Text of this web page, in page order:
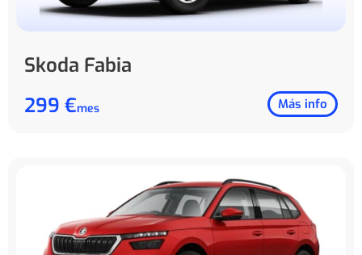
Skoda Fabia
299 €mes Más info